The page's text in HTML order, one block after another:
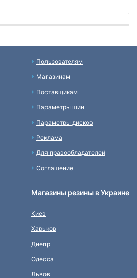
Пользователям
Магазинам
Поставщикам
Параметры шин
Параметры дисков
Реклама
Для правообладателей
Соглашение
Магазины резины в Украине
Киев
Харьков
Днепр
Одесса
Львов